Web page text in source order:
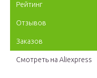
Рейтинг
Отзывов
Заказов
Смотреть на Aliexpress